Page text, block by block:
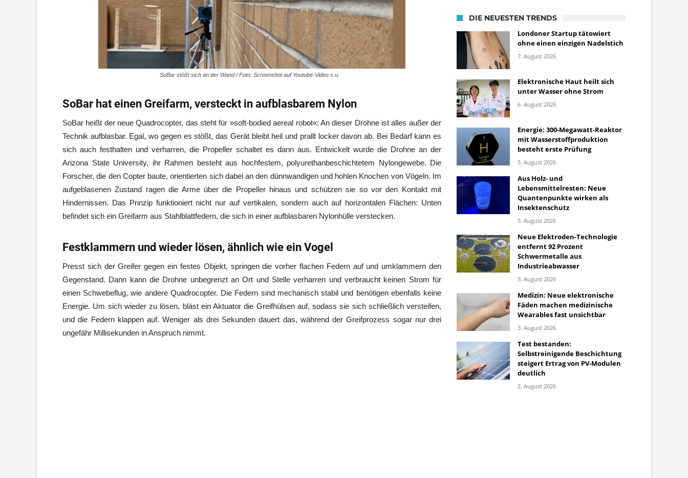
SoBar stößt sich an der Wand / Foto: Screenshot auf Youtube-Video s.u.
SoBar hat einen Greifarm, versteckt in aufblasbarem Nylon
SoBar heißt der neue Quadrocopter, das steht für »soft-bodied aereal robot«: An dieser Drohne ist alles außer der
Technik aufblasbar. Egal, wo gegen es stößt, das Gerät bleibt heil und prallt locker davon ab. Bei Bedarf kann es
sich auch festhalten und verharren, die Propeller schaltet es dann aus. Entwickelt wurde die Drohne an der
Arizona State University, ihr Rahmen besteht aus hochfestem, polyurethanbeschichtetem Nylongewebe. Die
Forscher, die den Copter baute, orientierten sich dabei an den dünnwandigen und hohlen Knochen von Vögeln. Im
aufgeblasenen Zustand ragen die Arme über die Propeller hinaus und schützen sie so vor den Kontakt mit
Hindernissen. Das Prinzip funktioniert nicht nur auf vertikalen, sondern auch auf horizontalen Flächen: Unten
befindet sich ein Greifarm aus Stahlblattfedern, die sich in einer aufblasbaren Nylonhülle verstecken.
Festklammern und wieder lösen, ähnlich wie ein Vogel
Presst sich der Greifer gegen ein festes Objekt, springen die vorher flachen Federn auf und umklammern den
Gegenstand. Dann kann die Drohne unbegrenzt an Ort und Stelle verharren und verbraucht keinen Strom für
einen Schwebeflug, wie andere Quadrocopter. Die Federn sind mechanisch stabil und benötigen ebenfalls keine
Energie. Um sich wieder zu lösen, bläst ein Aktuator die Greifhülsen auf, sodass sie sich schließlich versteifen,
und die Federn klappen auf. Weniger als drei Sekunden dauert das, während der Greifprozess sogar nur drei
ungefähr Millisekunden in Anspruch nimmt.
DIE NEUESTEN TRENDS
Londoner Startup tätowiert
ohne einen einzigen Nadelstich
7. August 2026
Elektronische Haut heilt sich
unter Wasser ohne Strom
6. August 2026
Energie: 300-Megawatt-Reaktor
mit Wasserstoffproduktion
besteht erste Prüfung
5. August 2026
Aus Holz- und
Lebensmittelresten: Neue
Quantenpunkte wirken als
Insektenschutz
5. August 2026
Neue Elektroden-Technologie
entfernt 92 Prozent
Schwermetalle aus
Industrieabwasser
3. August 2026
Medizin: Neue elektronische
Fäden machen medizinische
Wearables fast unsichtbar
3. August 2026
Test bestanden:
Selbstreinigende Beschichtung
steigert Ertrag von PV-Modulen
deutlich
2. August 2026